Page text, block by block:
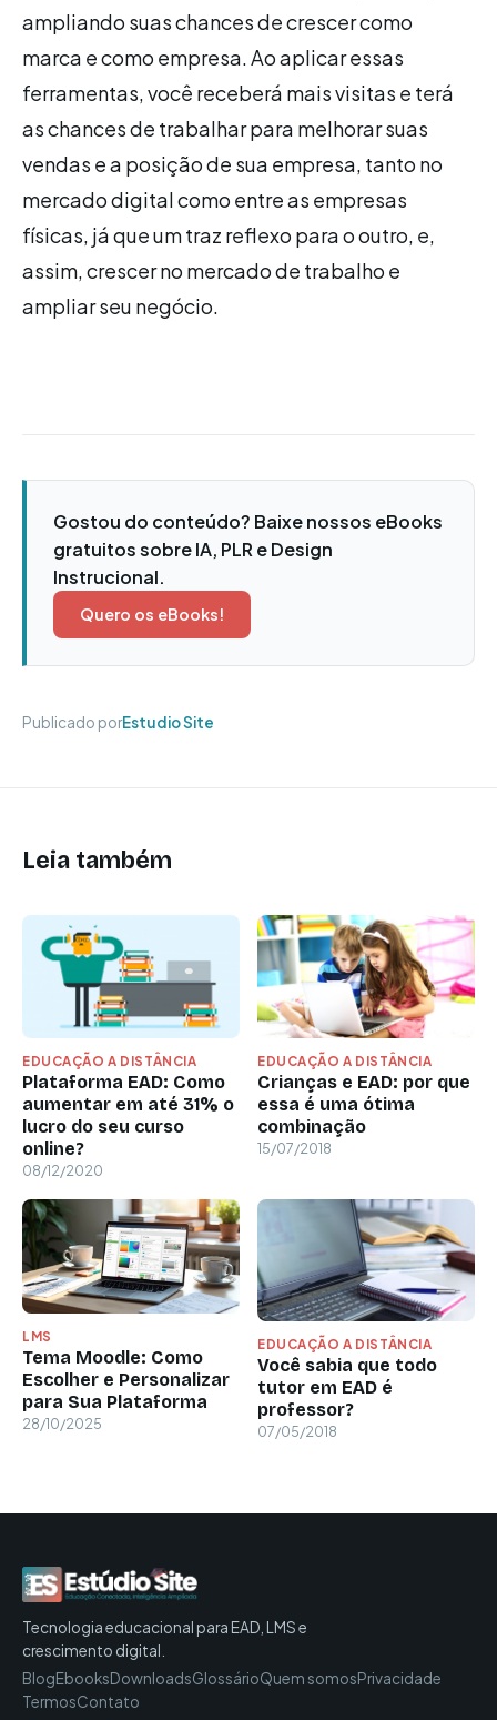
ampliando suas chances de crescer como
marca e como empresa. Ao aplicar essas
ferramentas, você receberá mais visitas e terá
as chances de trabalhar para melhorar suas
vendas e a posição de sua empresa, tanto no
mercado digital como entre as empresas
físicas, já que um traz reflexo para o outro, e,
assim, crescer no mercado de trabalho e
ampliar seu negócio.
Gostou do conteúdo? Baixe nossos eBooks
gratuitos sobre IA, PLR e Design
Instrucional.
Quero os eBooks!
Publicado porEstudio Site
Leia também
EDUCAÇÃO A DISTÂNCIA
Plataforma EAD: Como
aumentar em até 31% o
lucro do seu curso
online?
08/12/2020
EDUCAÇÃO A DISTÂNCIA
Crianças e EAD: por que
essa é uma ótima
combinação
15/07/2018
LMS
Tema Moodle: Como
Escolher e Personalizar
para Sua Plataforma
28/10/2025
EDUCAÇÃO A DISTÂNCIA
Você sabia que todo
tutor em EAD é
professor?
07/05/2018
Tecnologia educacional para EAD, LMS e
crescimento digital.
BlogEbooksDownloadsGlossárioQuem somosPrivacidade
TermosContato